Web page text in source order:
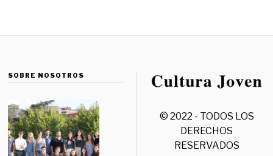
SOBRE NOSOTROS
© 2022 - TODOS LOS
DERECHOS
RESERVADOS